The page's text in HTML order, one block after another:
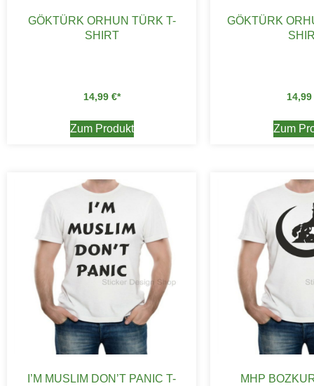
GÖKTÜRK ORHUN TÜRK T-
SHIRT
14,99 €
Zum Produkt
GÖKTÜRK
14,99
Zum
I’M MUSLIM DON’T PANIC T-
MHP